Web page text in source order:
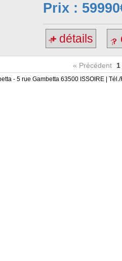
Prix :
détails
« Précédent 1
- 5 rue Gambetta 63500 ISSOIRE |